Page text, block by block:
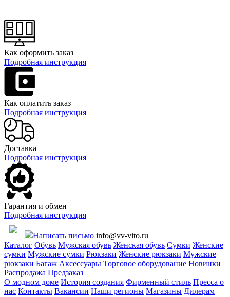
Как оформить заказ
Подробная инструкция
Как оплатить заказ
Подробная инструкция
Доставка
Подробная инструкция
Гарантия и обмен
Подробная инструкция
Написать письмо info@vv-vito.ru
Каталог Обувь Мужская обувь Женская обувь Сумки Женские
сумки Мужские сумки Рюкзаки Женские рюкзаки Мужские
рюкзаки Багаж Аксессуары Торговое оборудование Новинки
Распродажа Предзаказ
О модном доме История создания Фирменный стиль Пресса о
нас Контакты Вакансии Наши регионы Магазины Дилерам